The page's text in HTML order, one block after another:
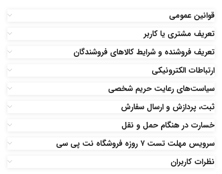
قوانین عمومی
تعریف مشتری یا کاربر
تعریف فروشنده و شرایط کالاهای فروشندگان
ارتباطات الکترونیکی
سیاست‏‌های رعایت حریم شخصی
ثبت، پردازش و ارسال سفارش
خسارت در هنگام حمل و نقل
سرویس مهلت تست ۷ روزه فروشگاه نت پی سی
نظرات کاربران